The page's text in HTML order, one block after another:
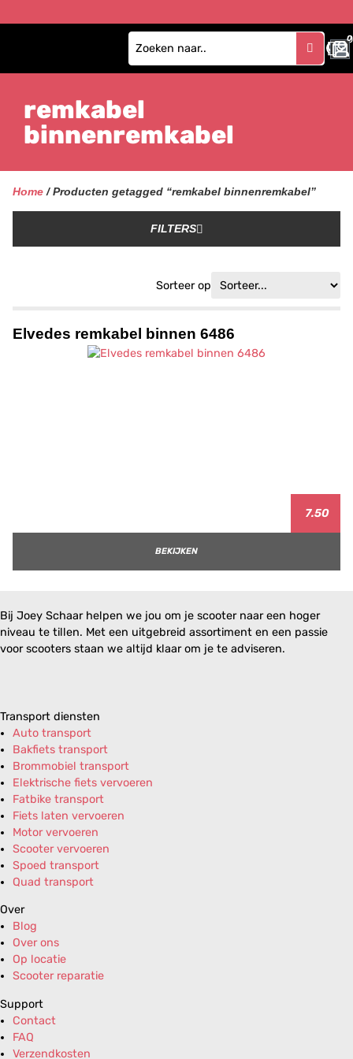
0
0
remkabel
binnenremkabel
Home / Producten getagged “remkabel binnenremkabel”
FILTERS
Sorteer op
Elvedes remkabel binnen 6486
7.50
BEKIJKEN
Bij Joey Schaar helpen we jou om je scooter naar een hoger
niveau te tillen. Met een uitgebreid assortiment en een passie
voor scooters staan we altijd klaar om je te adviseren.
Transport diensten
Auto transport
Bakfiets transport
Brommobiel transport
Elektrische fiets vervoeren
Fatbike transport
Fiets laten vervoeren
Motor vervoeren
Scooter vervoeren
Spoed transport
Quad transport
Over
Blog
Over ons
Op locatie
Scooter reparatie
Support
Contact
FAQ
Verzendkosten